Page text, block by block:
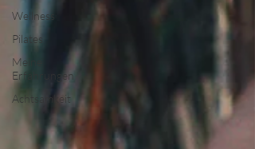
Wellness
Pilates
Meine
Erfahrungen
Achtsamkeit